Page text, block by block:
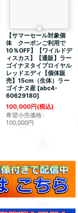
【サマーセール対象個
体 クーポンご利用で
10％OFF】【ワイルドデ
ィスカス】【通販】ラー
ゴイナヌタイプロイヤル
レッドエディ【個体販
売】15cm（生体）ラー
ゴイナヌ産 [abc4-
60629180]
100,000円(税込)
希望小売価格:
100,000円